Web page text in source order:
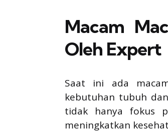
Macam
Oleh Expert
Saat ini ada
kebutuhan tubuh
tidak hanya fokus
meningkatkan